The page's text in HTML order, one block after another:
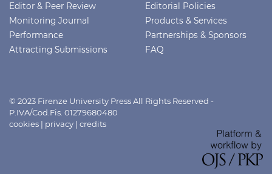
Editor & Peer Review
Monitoring Journal
Performance
Attracting Submissions
Editorial Policies
Products & Services
Partnerships & Sponsors
FAQ
© 2023 Firenze University Press All Rights Reserved -
P.IVA/Cod.Fis. 01279680480
cookies | privacy | credits